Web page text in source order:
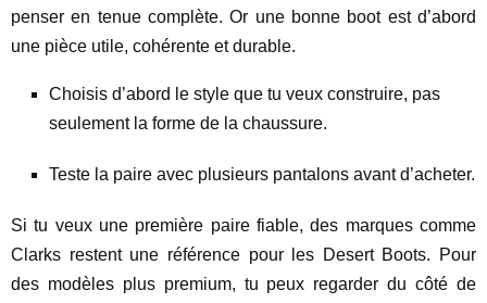
penser en tenue complète. Or une bonne boot est d’abord
une pièce utile, cohérente et durable.
Choisis d’abord le style que tu veux construire, pas
seulement la forme de la chaussure.
Teste la paire avec plusieurs pantalons avant d’acheter.
Si tu veux une première paire fiable, des marques comme
Clarks restent une référence pour les Desert Boots. Pour
des modèles plus premium, tu peux regarder du côté de